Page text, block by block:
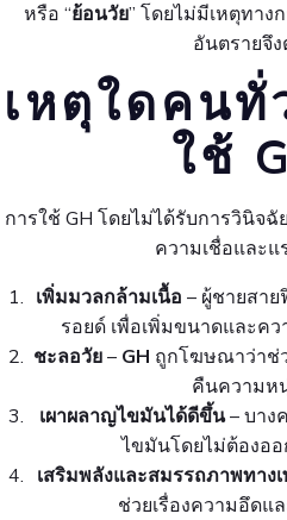
หรือ “ย้อนวัย” โดยไม่มีเหตุทาง
อันตรายจึ
เหตุใดคนทั่
ใช้
การใช้ GH โดยไม่ได้รับการวินิจ
ความเชื่อและแ
เพิ่มมวลกล้ามเนื้อ – ผู้ชายสา
รอยด์ เพื่อเพิ่มขนาดและค
ชะลอวัย– GH ถูกโฆษณาว่าช่
คืนความห
เผาผลาญไขมันได้ดีขึ้น– บาง
ไขมันโดยไม่ต้องอ
เสริมพลังและสมรรถภาพทาง
ช่วยเรื่องความอึดแ